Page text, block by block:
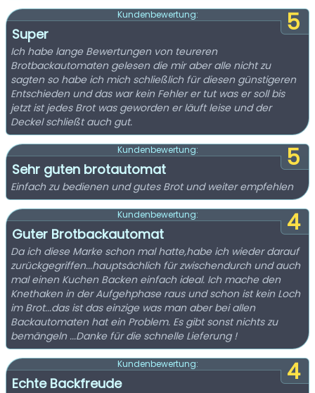
5
Kundenbewertung:
Super
Ich habe lange Bewertungen von teureren
Brotbackautomaten gelesen die mir aber alle nicht zu
sagten so habe ich mich schließlich für diesen günstigeren
Entschieden und das war kein Fehler er tut was er soll bis
jetzt ist jedes Brot was geworden er läuft leise und der
Deckel schließt auch gut.
5
Kundenbewertung:
Sehr guten brotautomat
Einfach zu bedienen und gutes Brot und weiter empfehlen
4
Kundenbewertung:
Guter Brotbackautomat
Da ich diese Marke schon mal hatte,habe ich wieder darauf
zurückgegriffen...hauptsächlich für zwischendurch und auch
mal einen Kuchen Backen einfach ideal. Ich mache den
Knethaken in der Aufgehphase raus und schon ist kein Loch
im Brot...das ist das einzige was man aber bei allen
Backautomaten hat ein Problem. Es gibt sonst nichts zu
bemängeln ...Danke für die schnelle Lieferung !
4
Kundenbewertung:
Echte Backfreude